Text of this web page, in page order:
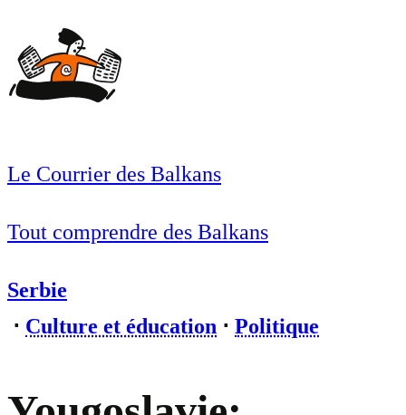
Le Courrier des Balkans
Tout comprendre des Balkans
Serbie
⋅ Culture et éducation ⋅ Politique